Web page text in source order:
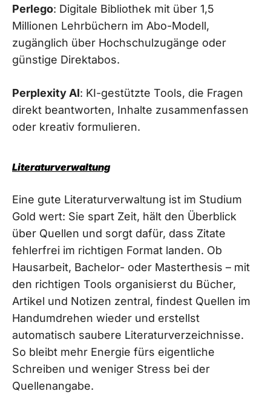
Perlego: Digitale Bibliothek mit über 1,5
Millionen Lehrbüchern im Abo-Modell,
zugänglich über Hochschulzugänge oder
günstige Direktabos.
Perplexity AI: KI-gestützte Tools, die Fragen
direkt beantworten, Inhalte zusammenfassen
oder kreativ formulieren.
Literaturverwaltung
Eine gute Literaturverwaltung ist im Studium
Gold wert: Sie spart Zeit, hält den Überblick
über Quellen und sorgt dafür, dass Zitate
fehlerfrei im richtigen Format landen. Ob
Hausarbeit, Bachelor- oder Masterthesis – mit
den richtigen Tools organisierst du Bücher,
Artikel und Notizen zentral, findest Quellen im
Handumdrehen wieder und erstellst
automatisch saubere Literaturverzeichnisse.
So bleibt mehr Energie fürs eigentliche
Schreiben und weniger Stress bei der
Quellenangabe.